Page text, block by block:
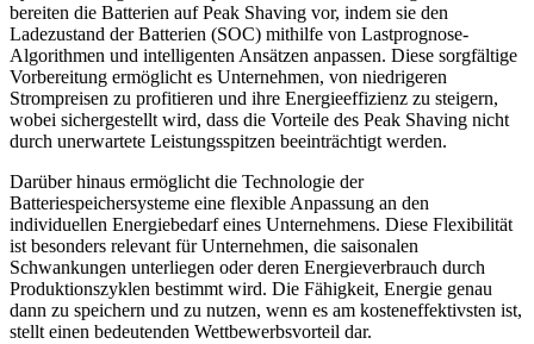
bereiten die Batterien auf Peak Shaving vor, indem sie den
Ladezustand der Batterien (SOC) mithilfe von Lastprognose-
Algorithmen und intelligenten Ansätzen anpassen. Diese sorgfältige
Vorbereitung ermöglicht es Unternehmen, von niedrigeren
Strompreisen zu profitieren und ihre Energieeffizienz zu steigern,
wobei sichergestellt wird, dass die Vorteile des Peak Shaving nicht
durch unerwartete Leistungsspitzen beeinträchtigt werden.
Darüber hinaus ermöglicht die Technologie der
Batteriespeichersysteme eine flexible Anpassung an den
individuellen Energiebedarf eines Unternehmens. Diese Flexibilität
ist besonders relevant für Unternehmen, die saisonalen
Schwankungen unterliegen oder deren Energieverbrauch durch
Produktionszyklen bestimmt wird. Die Fähigkeit, Energie genau
dann zu speichern und zu nutzen, wenn es am kosteneffektivsten ist,
stellt einen bedeutenden Wettbewerbsvorteil dar.